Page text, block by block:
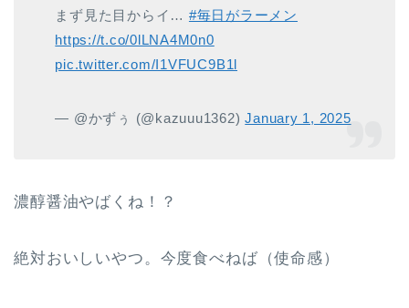
まず見た目からイ… #毎日がラーメン
https://t.co/0lLNA4M0n0
pic.twitter.com/I1VFUC9B1l
— @かずぅ (@kazuuu1362)January 1, 2025
濃醇醤油やばくね！？
絶対おいしいやつ。今度食べねば（使命感）